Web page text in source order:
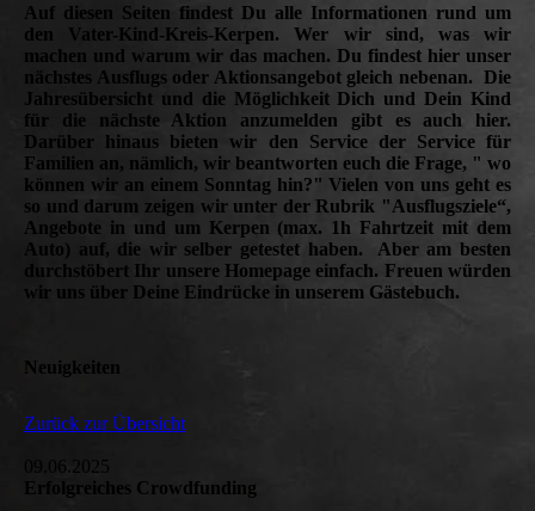
Auf diesen Seiten findest Du alle Informationen rund um
den Vater-Kind-Kreis-Kerpen. Wer wir sind, was wir
machen und warum wir das machen. Du findest hier unser
nächstes Ausflugs oder Aktionsangebot gleich nebenan. Die
Jahresübersicht und die Möglichkeit Dich und Dein Kind
für die nächste Aktion anzumelden gibt es auch hier.
Darüber hinaus bieten wir den Service der Service für
Familien an, nämlich, wir beantworten euch die Frage, " wo
können wir an einem Sonntag hin?" Vielen von uns geht es
so und darum zeigen wir unter der Rubrik "Ausflugsziele“,
Angebote in und um Kerpen (max. 1h Fahrtzeit mit dem
Auto) auf, die wir selber getestet haben. Aber am besten
durchstöbert Ihr unsere Homepage einfach. Freuen würden
wir uns über Deine Eindrücke in unserem Gästebuch.
Neuigkeiten
Zurück zur Übersicht
09.06.2025
Erfolgreiches Crowdfunding